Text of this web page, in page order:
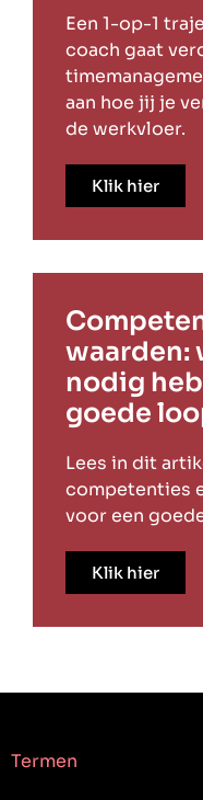
Een 1-op-1
coach gaat
aan hoe jij je
de werkvloer.
Klik hier
waarden:
nodig
goede
Lees in dit
competenties
voor een
Klik hier
Termen